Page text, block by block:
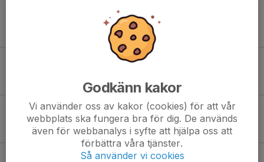
Smedby AIS - IFK Nyköping
PreZero Arena A
Smedby AIS - Åtvidabergs FF P11
Sön 17
18:30
Smedby AIS - Lindö FF P2011
PreZero Arena B
6 -0
Motala AIF FK U15 (2011) - Smedby AIS
Godkänn kakor
Vi använder oss av kakor (cookies) för att vår
webbplats ska fungera bra för dig. De används
även för webbanalys i syfte att hjälpa oss att
förbättra våra tjänster.
Så använder vi cookies